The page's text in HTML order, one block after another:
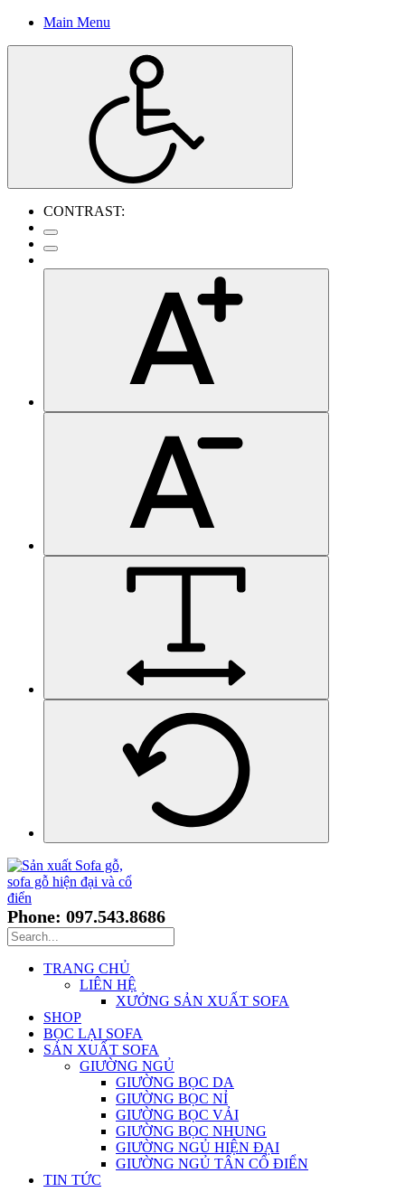
Main Menu
CONTRAST:
Phone: 097.543.8686
TRANG CHỦ
LIÊN HỆ
XƯỞNG SẢN XUẤT SOFA
SHOP
BỌC LẠI SOFA
SẢN XUẤT SOFA
GIƯỜNG NGỦ
GIƯỜNG BỌC DA
GIƯỜNG BỌC NỈ
GIƯỜNG BỌC VẢI
GIƯỜNG BỌC NHUNG
GIƯỜNG NGỦ HIỆN ĐẠI
GIƯỜNG NGỦ TÂN CỔ ĐIỂN
TIN TỨC